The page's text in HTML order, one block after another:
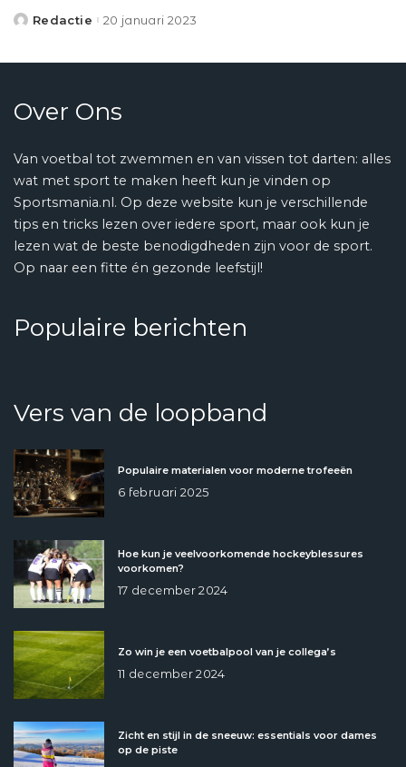
Posted
Redactie 20 januari 2023
Over Ons
Van voetbal tot zwemmen en van vissen tot darten: alles
wat met sport te maken heeft kun je vinden op
Sportsmania.nl. Op deze website kun je verschillende
tips en tricks lezen over iedere sport, maar ook kun je
lezen wat de beste benodigdheden zijn voor de sport.
Op naar een fitte én gezonde leefstijl!
Populaire berichten
Vers van de loopband
Populaire materialen voor moderne trofeeën
6 februari 2025
Hoe kun je veelvoorkomende hockeyblessures
voorkomen?
17 december 2024
Zo win je een voetbalpool van je collega’s
11 december 2024
Zicht en stijl in de sneeuw: essentials voor dames
op de piste